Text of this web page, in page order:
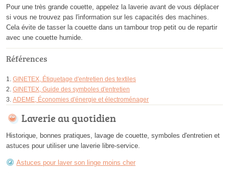
Pour une très grande couette, appelez la laverie avant de vous déplacer
si vous ne trouvez pas l'information sur les capacités des machines.
Cela évite de tasser la couette dans un tambour trop petit ou de repartir
avec une couette humide.
Références
GINETEX, Étiquetage d'entretien des textiles
GINETEX, Guide des symboles d'entretien
ADEME, Économies d'énergie et électroménager
Laverie au quotidien
Historique, bonnes pratiques, lavage de couette, symboles d'entretien et
astuces pour utiliser une laverie libre-service.
Astuces pour laver son linge moins cher